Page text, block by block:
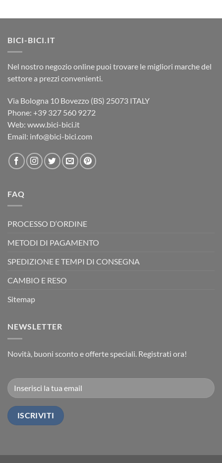
BICI-BICI.IT
Nel nostro negozio online puoi trovare le migliori marche del
settore a prezzi convenienti.
Via Bologna 10 Bovezzo (BS) 25073 ITALY
Phone: ‎+39 327 560 9272
Web: www.bici-bici.it
Email: info@bici-bici.com
FAQ
PROCESSO D‘ORDINE
METODI DI PAGAMENTO
SPEDIZIONE E TEMPI DI CONSEGNA
CAMBIO E RESO
Sitemap
NEWSLETTER
Novità, buoni sconto e offerte speciali. Registrati ora!